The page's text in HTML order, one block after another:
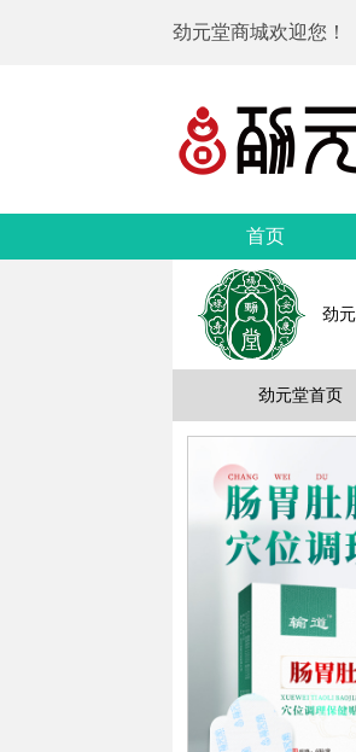
劲元堂商城欢迎您！
首页
劲
劲元堂首页